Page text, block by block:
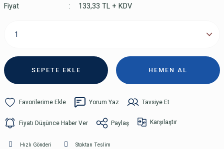
Fiyat
133,33 TL + KDV
SEPETE EKLE HEMEN AL
Yorum Yaz Tavsiye Et
Fiyatı Düşünce Haber Ver Paylaş Karşılaştır
Hızlı Gönderi Stoktan Teslim